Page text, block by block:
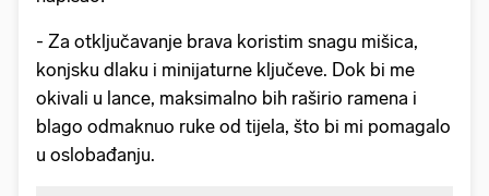
- Za otključavanje brava koristim snagu mišica,
konjsku dlaku i minijaturne ključeve. Dok bi me
okivali u lance, maksimalno bih raširio ramena i
blago odmaknuo ruke od tijela, što bi mi pomagalo
u oslobađanju.